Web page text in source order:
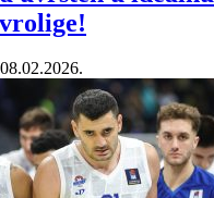
08.02.2026.